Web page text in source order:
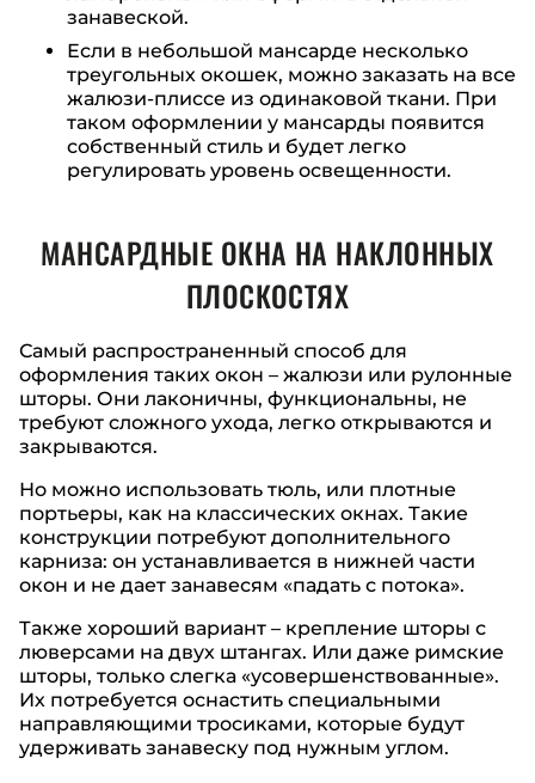
занавеской.
Если в небольшой мансарде несколько
треугольных окошек, можно заказать на все
жалюзи-плиссе из одинаковой ткани. При
таком оформлении у мансарды появится
собственный стиль и будет легко
регулировать уровень освещенности.
МАНСАРДНЫЕ ОКНА НА НАКЛОННЫХ
ПЛОСКОСТЯХ
Самый распространенный способ для
оформления таких окон – жалюзи или рулонные
шторы. Они лаконичны, функциональны, не
требуют сложного ухода, легко открываются и
закрываются.
Но можно использовать тюль, или плотные
портьеры, как на классических окнах. Такие
конструкции потребуют дополнительного
карниза: он устанавливается в нижней части
окон и не дает занавесям «падать с потока».
Также хороший вариант – крепление шторы с
люверсами на двух штангах. Или даже римские
шторы, только слегка «усовершенствованные».
Их потребуется оснастить специальными
направляющими тросиками, которые будут
удерживать занавеску под нужным углом.